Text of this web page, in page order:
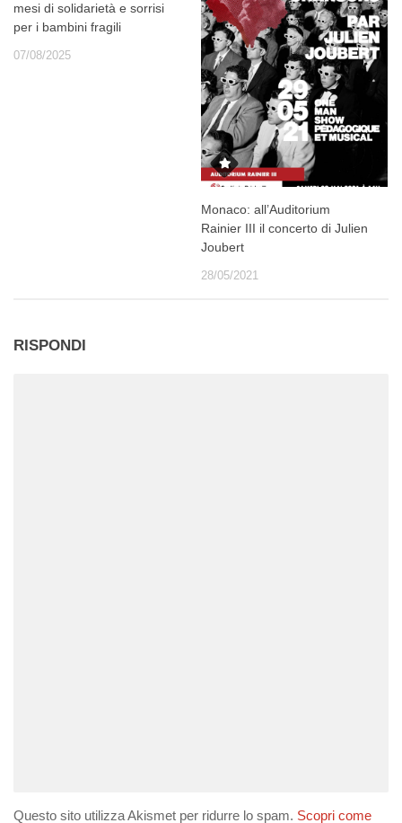
mesi di solidarietà e sorrisi
per i bambini fragili
07/08/2025
Monaco: all’Auditorium
Rainier III il concerto di Julien
Joubert
28/05/2021
RISPONDI
Questo sito utilizza Akismet per ridurre lo spam. Scopri come